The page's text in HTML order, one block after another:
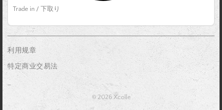
Trade in / 下取り
利用规章
特定商业交易法
_
© 2026 Xcolle